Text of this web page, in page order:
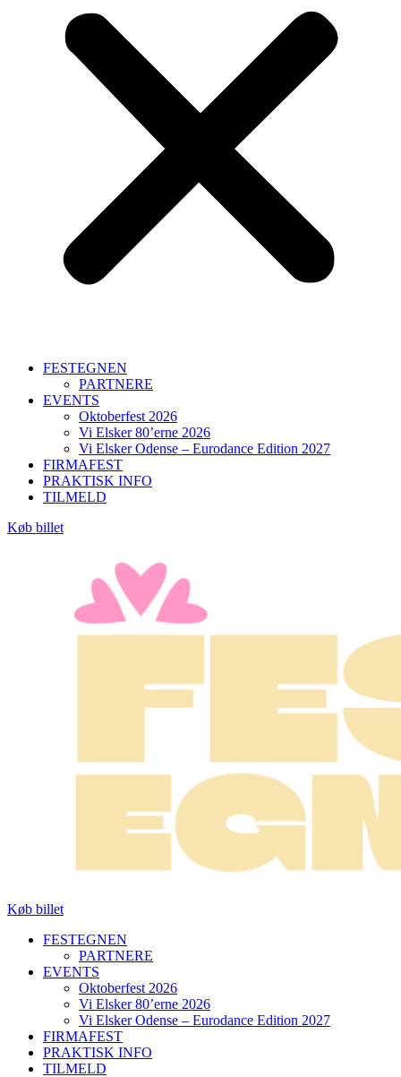
FESTEGNEN
PARTNERE
EVENTS
Oktoberfest 2026
Vi Elsker 80’erne 2026
Vi Elsker Odense – Eurodance Edition 2027
FIRMAFEST
PRAKTISK INFO
TILMELD
Køb billet
Køb billet
FESTEGNEN
PARTNERE
EVENTS
Oktoberfest 2026
Vi Elsker 80’erne 2026
Vi Elsker Odense – Eurodance Edition 2027
FIRMAFEST
PRAKTISK INFO
TILMELD